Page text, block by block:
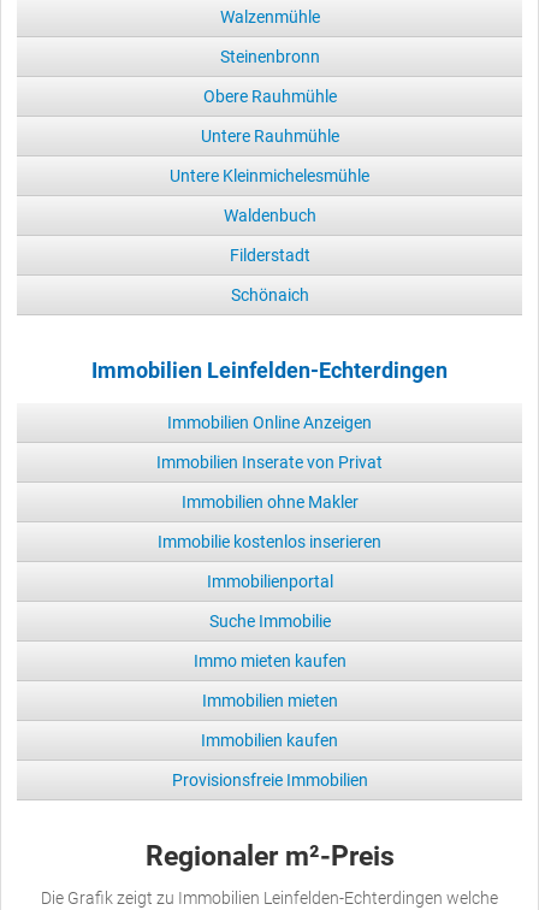
Walzenmühle
Steinenbronn
Obere Rauhmühle
Untere Rauhmühle
Untere Kleinmichelesmühle
Waldenbuch
Filderstadt
Schönaich
Immobilien Leinfelden-Echterdingen
Immobilien Online Anzeigen
Immobilien Inserate von Privat
Immobilien ohne Makler
Immobilie kostenlos inserieren
Immobilienportal
Suche Immobilie
Immo mieten kaufen
Immobilien mieten
Immobilien kaufen
Provisionsfreie Immobilien
Regionaler m²-Preis
Die Grafik zeigt zu Immobilien Leinfelden-Echterdingen welche